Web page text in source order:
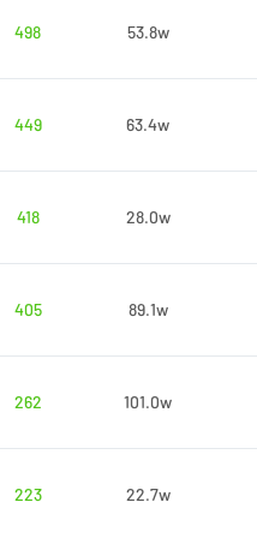
498 53.8w
449 63.4w
418 28.0w
405 89.1w
262 101.0w
223 22.7w